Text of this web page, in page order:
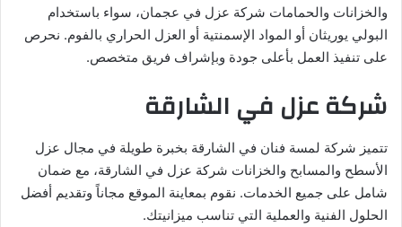
والخزانات والحمامات شركة عزل في عجمان، سواء باستخدام
البولي يوريثان أو المواد الإسمنتية أو العزل الحراري بالفوم. نحرص
على تنفيذ العمل بأعلى جودة وبإشراف فريق متخصص.
شركة عزل في الشارقة
تتميز شركة لمسة فنان في الشارقة بخبرة طويلة في مجال عزل
الأسطح والمسابح والخزانات شركة عزل في الشارقة، مع ضمان
شامل على جميع الخدمات. نقوم بمعاينة الموقع مجاناً وتقديم أفضل
الحلول الفنية والعملية التي تناسب ميزانيتك.